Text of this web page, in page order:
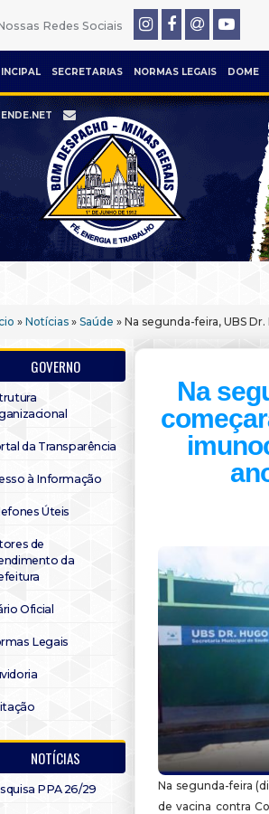
Redes Sociais
SECRETARIAS NORMAS LEGAIS DOME
» Notícias » Saúde » Na segunda-feira, UBS
GOVERNO
da Transparência
à Informação
Úteis
de
da
Oficial
Legais
NOTÍCIAS
PPA 26/29
Na
Na segunda-feira
de vacina contra